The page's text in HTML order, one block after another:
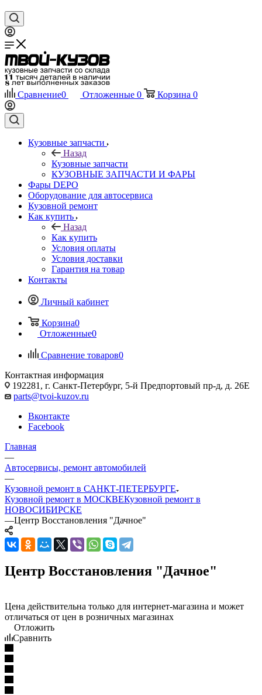
Сравнение0 Отложенные 0 Корзина 0
Кузовные запчасти
Назад
Кузовные запчасти
КУЗОВНЫЕ ЗАПЧАСТИ И ФАРЫ
Фары DEPO
Оборудование для автосервиса
Кузовной ремонт
Как купить
Назад
Как купить
Условия оплаты
Условия доставки
Гарантия на товар
Контакты
Личный кабинет
Корзина0
Отложенные0
Сравнение товаров0
Контактная информация
192281, г. Санкт-Петербург, 5-й Предпортовый пр-д, д. 26Е
parts@tvoi-kuzov.ru
Вконтакте
Facebook
Главная
—
Автосервисы, ремонт автомобилей
—
Кузовной ремонт в САНКТ-ПЕТЕРБУРГЕ
Кузовной ремонт в МОСКВЕКузовной ремонт в
НОВОСИБИРСКЕ
—Центр Восстановления "Дачное"
Центр Восстановления "Дачное"
Цена действительна только для интернет-магазина и может
отличаться от цен в розничных магазинах
Отложить
Сравнить